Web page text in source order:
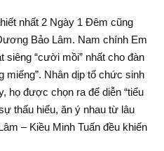
nhất 2 Ngày 1 Đêm cũng
Bảo Lâm. Nam chính Em
“cười mồi” nhất cho đàn
miếng”. Nhân dịp tổ chức sinh
họ được chọn ra để diễn “tiểu
thấu hiểu, ăn ý nhau từ lâu
– Kiều Minh Tuấn đều khiến